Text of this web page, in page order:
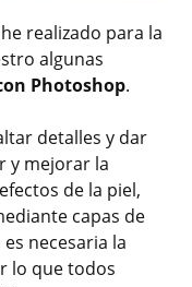
realizado para la
algunas
Photoshop.
detalles y dar
y mejorar la
de la piel,
capas de
necesaria la
lo que todos